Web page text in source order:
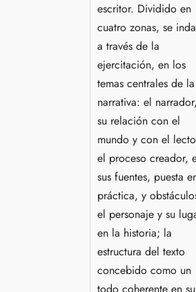
escritor. Dividido en
cuatro zonas, se
a través de la
ejercitación, en los
temas centrales de la
narrativa: el
su relación con el
mundo y con el
el proceso creador,
sus fuentes, puesta
práctica, y
el personaje y su
en la historia; la
estructura del texto
concebido como un